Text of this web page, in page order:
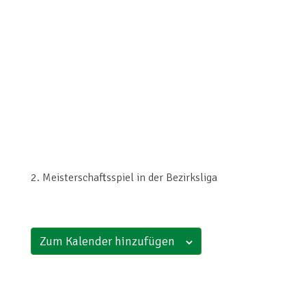
2. Meisterschaftsspiel in der Bezirksliga
Zum Kalender hinzufügen